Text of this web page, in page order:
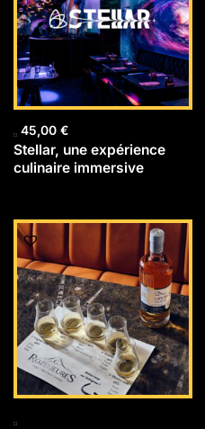
45,00 €
Stellar, une expérience
culinaire immersive